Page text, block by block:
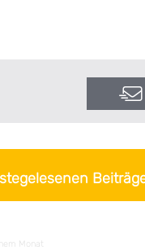
Monat